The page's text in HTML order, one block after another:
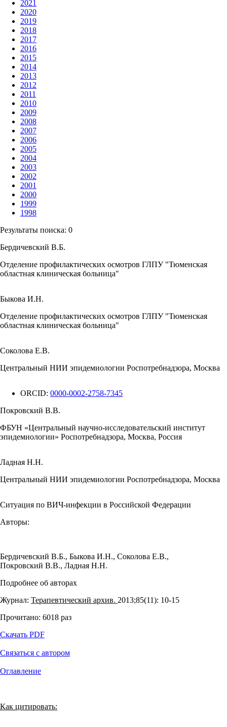
2021
2020
2019
2018
2017
2016
2015
2014
2013
2012
2011
2010
2009
2008
2007
2006
2005
2004
2003
2002
2001
2000
1999
1998
Результаты поиска: 0
Бердичевский В.Б.
Отделение профилактических осмотров ГЛПУ "Тюменская
областная клиническая больница"
Быкова И.Н.
Отделение профилактических осмотров ГЛПУ "Тюменская
областная клиническая больница"
Соколова Е.В.
Центральный НИИ эпидемиологии Роспотребнадзора, Москва
ORCID: 0000-0002-2758-7345
Покровский В.В.
ФБУН «Центральный научно-исследовательский институт
эпидемиологии» Роспотребнадзора, Москва, Россия
Ладная Н.Н.
Центральный НИИ эпидемиологии Роспотребнадзора, Москва
Ситуация по ВИЧ-инфекции в Российской Федерации
Авторы:
Бердичевский В.Б., Быкова И.Н., Соколова Е.В.,
Покровский В.В., Ладная Н.Н.
Подробнее об авторах
Журнал: Терапевтический архив. 2013;85(11): 10‑15
Прочитано: 6018 раз
Скачать PDF
Связаться с автором
Оглавление
Как цитировать: